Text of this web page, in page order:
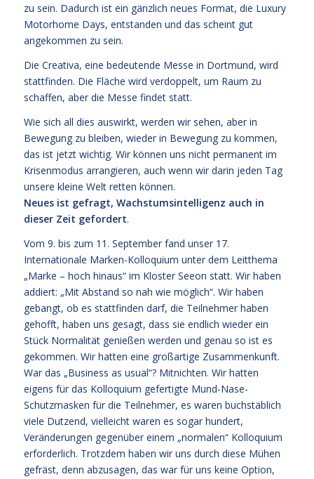
zu sein. Dadurch ist ein gänzlich neues Format, die Luxury
Motorhome Days, entstanden und das scheint gut
angekommen zu sein.
Die Creativa, eine bedeutende Messe in Dortmund, wird
stattfinden. Die Fläche wird verdoppelt, um Raum zu
schaffen, aber die Messe findet statt.
Wie sich all dies auswirkt, werden wir sehen, aber in
Bewegung zu bleiben, wieder in Bewegung zu kommen,
das ist jetzt wichtig. Wir können uns nicht permanent im
Krisenmodus arrangieren, auch wenn wir darin jeden Tag
unsere kleine Welt retten können.
Neues ist gefragt, Wachstumsintelligenz auch in
dieser Zeit gefordert.
Vom 9. bis zum 11. September fand unser 17.
Internationale Marken-Kolloquium unter dem Leitthema
„Marke – hoch hinaus“ im Kloster Seeon statt. Wir haben
addiert: „Mit Abstand so nah wie möglich“. Wir haben
gebangt, ob es stattfinden darf, die Teilnehmer haben
gehofft, haben uns gesagt, dass sie endlich wieder ein
Stück Normalität genießen werden und genau so ist es
gekommen. Wir hatten eine großartige Zusammenkunft.
War das „Business as usual“? Mitnichten. Wir hatten
eigens für das Kolloquium gefertigte Mund-Nase-
Schutzmasken für die Teilnehmer, es waren buchstäblich
viele Dutzend, vielleicht waren es sogar hundert,
Veränderungen gegenüber einem „normalen“ Kolloquium
erforderlich. Trotzdem haben wir uns durch diese Mühen
gefräst, denn abzusagen, das war für uns keine Option,